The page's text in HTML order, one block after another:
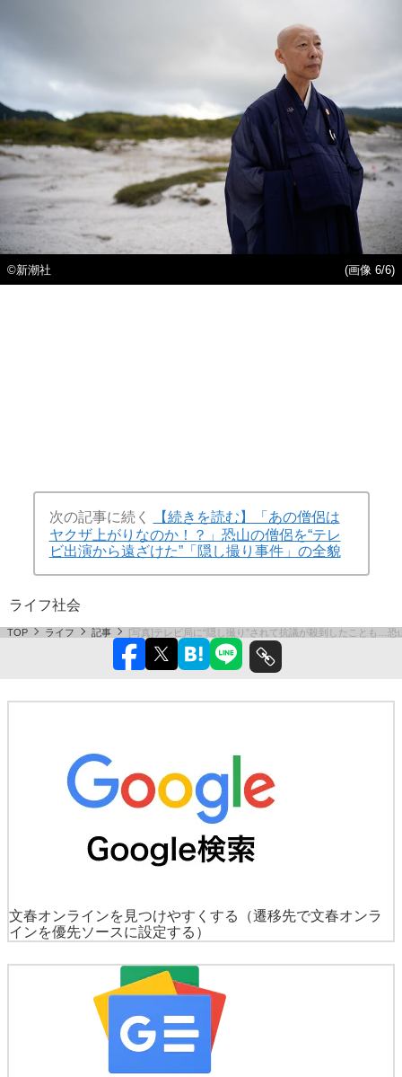
©新潮社 (画像 6/6)
次の記事に続く
【続きを読む】「あの僧侶は
ヤクザ上がりなのか！？」恐山の僧侶を“テレ
ビ出演から遠ざけた”「隠し撮り事件」の全貌
ライフ社会
TOP ライフ 記事 [写真]テレビ局に“隠し撮り”されて抗議が殺到したことも…
文春オンラインを見つけやすくする
（遷移先で文春オンラ
インを優先ソースに設定する）